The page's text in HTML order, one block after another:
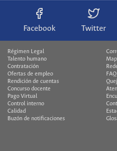
Facebook Twitter
Régimen Legal
Talento humano
Contratación
Ofertas de empleo
Rendición de cuentas
Concurso docente
Pago Virtual
Control interno
Calidad
Buzón de notificaciones
FAQ